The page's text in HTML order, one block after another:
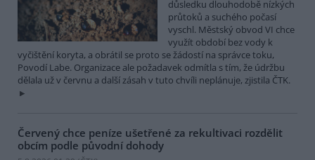
důsledku dlouhodobě nízkých
průtoků a suchého počasí
vyschl. Městský obvod VI chce
využít období bez vody k
vyčištění koryta, a obrátil se proto se žádostí na správce toku,
Povodí Labe. Organizace ale požadavek odmítla s tím, že údržbu
dělala už v červnu a další zásah v tuto chvíli neplánuje, zjistila ČTK.
Červený chce peníze ušetřené za rekultivaci rozdělit
obcím podle původní dohody